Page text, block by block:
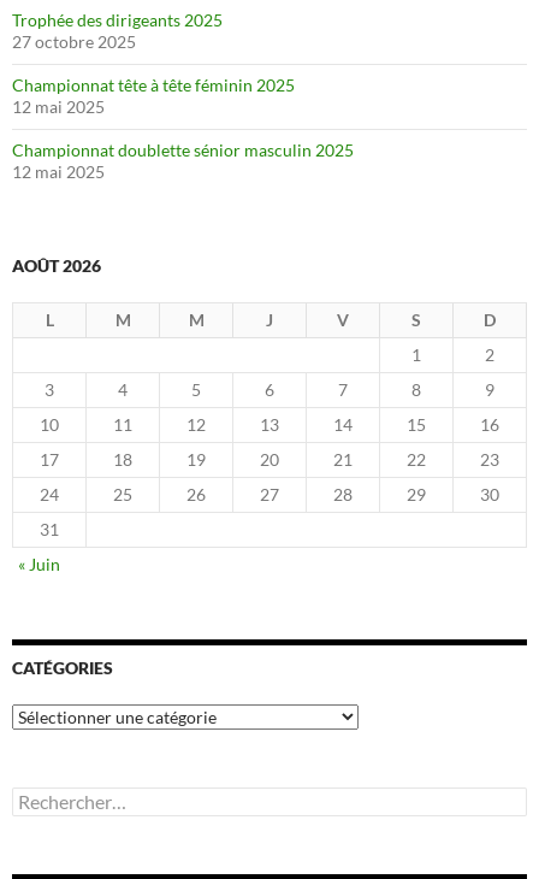
Trophée des dirigeants 2025
27 octobre 2025
Championnat tête à tête féminin 2025
12 mai 2025
Championnat doublette sénior masculin 2025
12 mai 2025
AOÛT 2026
L M M J V S
D
1
2
3
4 5 6 7 8
9
10
11 12 13 14 15
16
17
18 19 20 21 22
23
24
25 26 27 28 29
30
31
« Juin
CATÉGORIES
Catégories
Rechercher :